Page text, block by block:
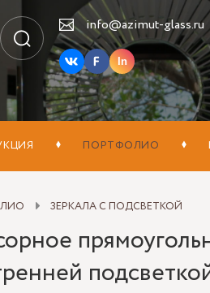
info@azimut-glass.ru
In
ПОРТФОЛИО
ЗЕРКАЛА С ПОДСВЕТКОЙ